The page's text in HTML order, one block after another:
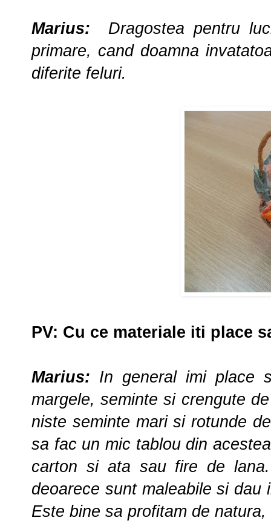
Marius:
Dragostea pentru
primare, cand doamna
diferite feluri.
PV: Cu ce materiale iti place
Marius: In general imi place
margele, seminte si crengute
niste seminte mari si rotunde
sa fac un mic tablou din
carton si ata sau fire de
deoarece sunt maleabile si
Este bine sa profitam de